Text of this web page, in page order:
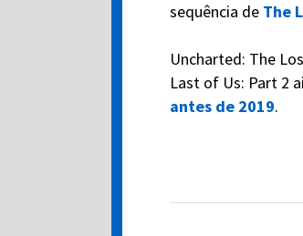
sequência de The
Uncharted: The
Last of Us: Part 2
antes de 2019.